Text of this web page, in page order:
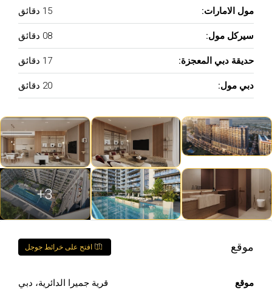
مول الامارات: 15 دقائق
سيركل مول: 08 دقائق
حديقة دبي المعجزة: 17 دقائق
دبي مول: 20 دقائق
3+
موقع افتح على خرائط جوجل
موقع قرية جميرا الدائرية، دبي